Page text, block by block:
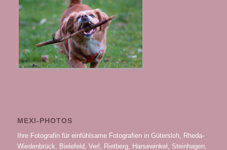
MEXI-PHOTOS
Ihre Fotografin für einfühlsame Fotografien in Gütersloh, Rheda-
Wiedenbrück, Bielefeld, Verl, Rietberg, Harsewinkel, Steinhagen,